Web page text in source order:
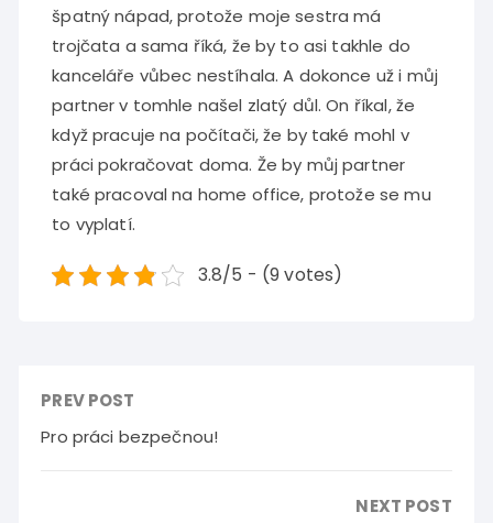
špatný nápad, protože moje sestra má
trojčata a sama říká, že by to asi takhle do
kanceláře vůbec nestíhala. A dokonce už i můj
partner v tomhle našel zlatý důl. On říkal, že
když pracuje na počítači, že by také mohl v
práci pokračovat doma. Že by můj partner
také pracoval na home office, protože se mu
to vyplatí.
3.8/5 - (9 votes)
PREV POST
Pro práci bezpečnou!
NEXT POST